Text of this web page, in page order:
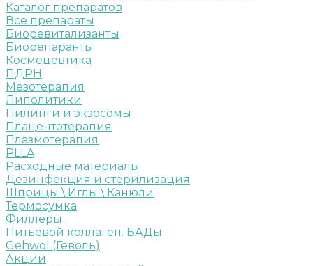
Каталог препаратов
Все препараты
Биоревитализанты
Биорепаранты
Космецевтика
ПДРН
Мезотерапия
Липолитики
Пилинги и экзосомы
Плацентотерапия
Плазмотерапия
PLLA
Расходные материалы
Дезинфекция и стерилизация
Шприцы \ Иглы \ Канюли
Термосумка
Филлеры
Питьевой коллаген. БАДы
Gehwol (Геволь)
Акции